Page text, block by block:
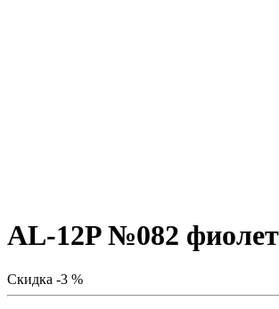
AL-12P №082
Скидка -3 %